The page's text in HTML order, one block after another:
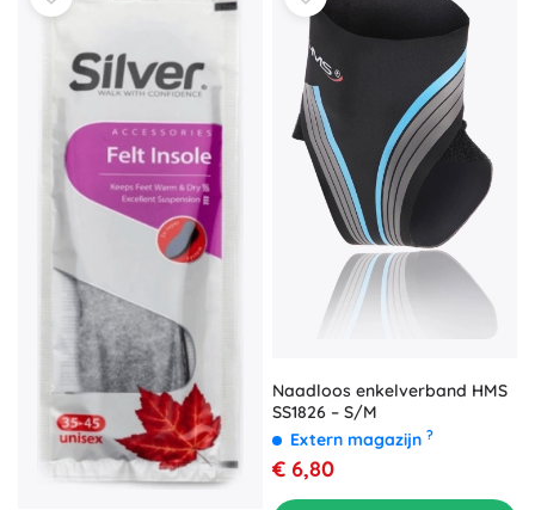
Naadloos enkelverband HMS
SS1826 – S/M
Extern magazijn ?
€ 6,80